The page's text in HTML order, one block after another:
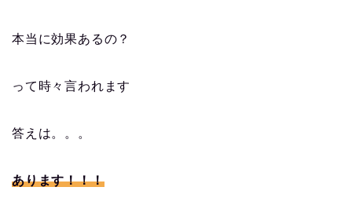
本当に効果あるの？
って時々言われます
答えは。。。
あります！！！